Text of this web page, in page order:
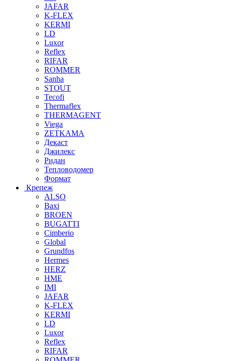
JAFAR
K-FLEX
KERMI
LD
Luxor
Reflex
RIFAR
ROMMER
Sanha
STOUT
Tecofi
Thermaflex
THERMAGENT
Viega
ZETKAMA
Декаст
Джилекс
Ридан
Тепловодомер
Формат
Крепеж
ALSO
Baxi
BROEN
BUGATTI
Cimberio
Global
Grundfos
Hermes
HERZ
HME
IMI
JAFAR
K-FLEX
KERMI
LD
Luxor
Reflex
RIFAR